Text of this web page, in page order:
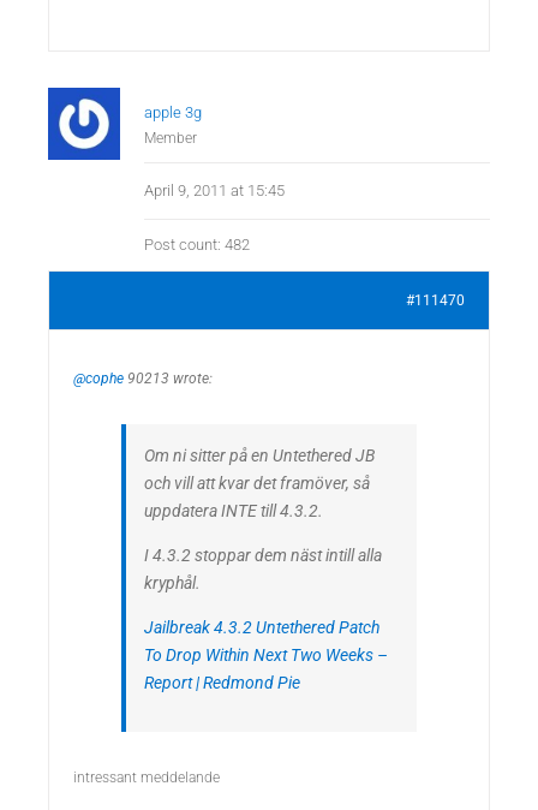
apple 3g
Member
April 9, 2011 at 15:45
Post count: 482
#111470
@cophe 90213 wrote:
Om ni sitter på en Untethered JB
och vill att kvar det framöver, så
uppdatera INTE till 4.3.2.
I 4.3.2 stoppar dem näst intill alla
kryphål.
Jailbreak 4.3.2 Untethered Patch
To Drop Within Next Two Weeks –
Report | Redmond Pie
intressant meddelande